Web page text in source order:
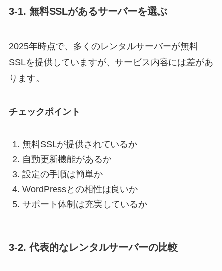
3-1. 無料SSLがあるサーバーを選ぶ
2025年時点で、多くのレンタルサーバーが無料
SSLを提供していますが、サービス内容には差があ
ります。
チェックポイント
無料SSLが提供されているか
自動更新機能があるか
設定の手順は簡単か
WordPressとの相性は良いか
サポート体制は充実しているか
3-2. 代表的なレンタルサーバーの比較